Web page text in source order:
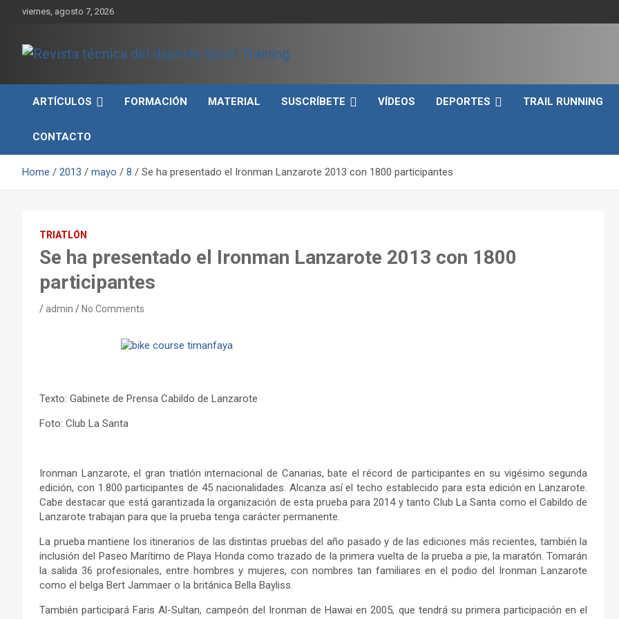
viernes, agosto 7, 2026
Revista técnica del
deporte Sport Training
rendimiento, nutrición y entrenamiento.
ARTÍCULOS
FORMACIÓN MATERIAL SUSCRÍBETE VÍDEOS DEPORTES TRAIL RUNNING
CONTACTO
Home 2013 mayo 8 Se ha presentado el Ironman Lanzarote 2013 con 1800 participantes
TRIATLÓN
Se ha presentado el Ironman Lanzarote 2013 con 1800
participantes
admin No Comments
Texto: Gabinete de Prensa Cabildo de Lanzarote
Foto: Club La Santa
Ironman Lanzarote, el gran triatlón internacional de Canarias, bate el récord de participantes en su vigésimo segunda
edición, con 1.800 participantes de 45 nacionalidades. Alcanza así el techo establecido para esta edición en Lanzarote.
Cabe destacar que está garantizada la organización de esta prueba para 2014 y tanto Club La Santa como el Cabildo de
Lanzarote trabajan para que la prueba tenga carácter permanente.
La prueba mantiene los itinerarios de las distintas pruebas del año pasado y de las ediciones más recientes, también la
inclusión del Paseo Marítimo de Playa Honda como trazado de la primera vuelta de la prueba a pie, la maratón. Tomarán
la salida 36 profesionales, entre hombres y mujeres, con nombres tan familiares en el podio del Ironman Lanzarote
como el belga Bert Jammaer o la británica Bella Bayliss.
También participará Faris Al-Sultan, campeón del Ironman de Hawai en 2005, que tendrá su primera participación en el